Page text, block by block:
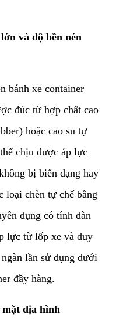
và độ bền nén
bánh xe container
đúc từ hợp chất cao
hoặc cao su tự
chịu được áp lực
bị biến dạng hay
loại chèn tự chế bằng
dụng có tính đàn
lực từ lốp xe và duy
lần sử dụng dưới
đầy hàng.
địa hình